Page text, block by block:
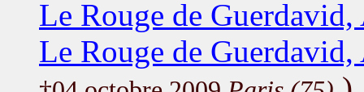
Le Rouge de
Le Rouge de